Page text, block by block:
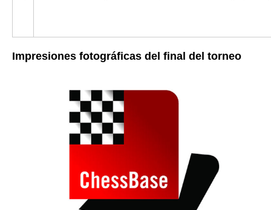
Impresiones fotográficas del final del torneo